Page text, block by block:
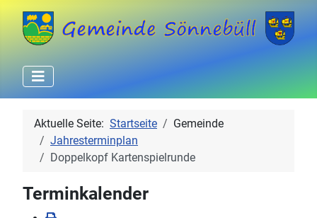
Aktuelle Seite: Startseite
Gemeinde
Jahresterminplan
Doppelkopf Kartenspielrunde
Terminkalender